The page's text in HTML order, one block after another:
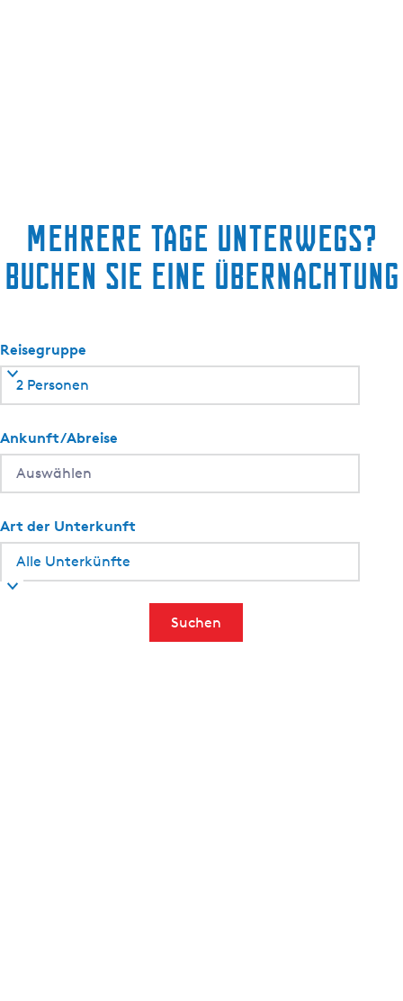
Mehrere Tage unterwegs?
Buchen Sie eine Übernachtung
Reisegruppe
2 Personen
Ankunft/Abreise
Art der Unterkunft
Suchen